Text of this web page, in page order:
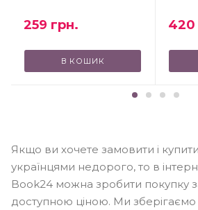
259 грн.
В КОШИК
420
Якщо ви хочете замовити і
українцями недорого, то в
Book24 можна зробити покупку
доступною ціною. Ми